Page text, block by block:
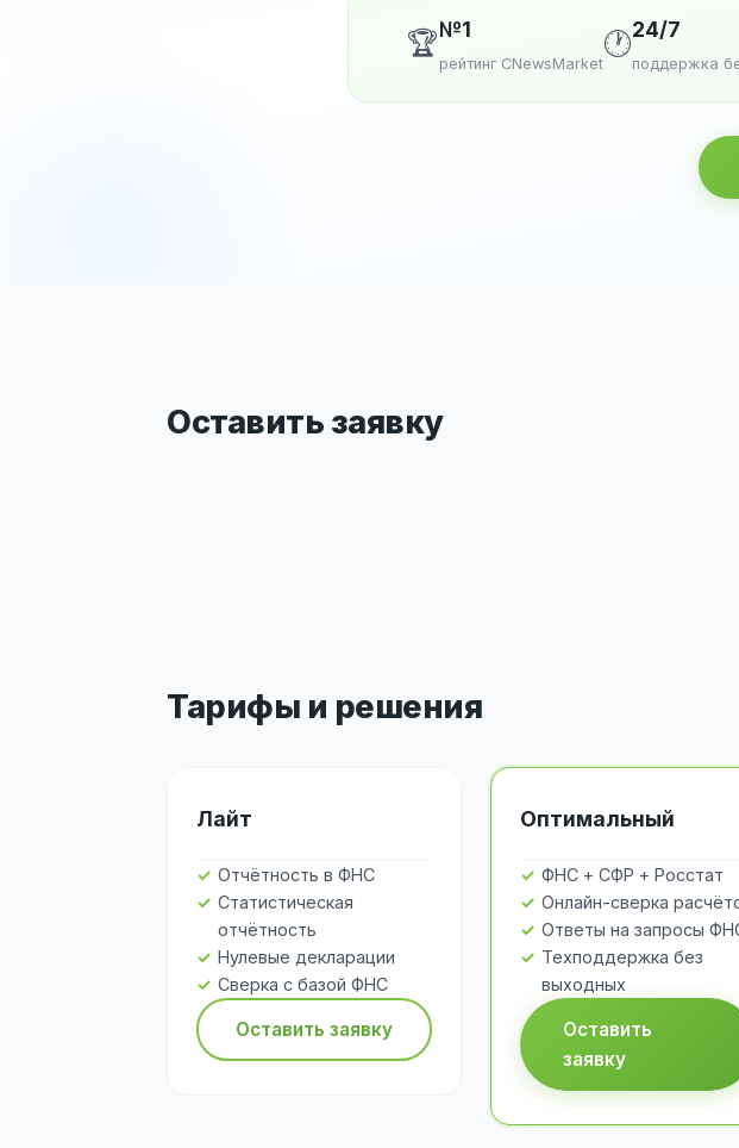
🏆№1
рейтинг CNewsMarket
🕐24/7
поддержка
Оставить заявку
Тарифы и решения
Лайт
Отчётность в ФНС
Статистическая
отчётность
Нулевые декларации
Сверка с базой ФНС
Оставить заявку
Оптимальный
ФНС + СФР + Росстат
Онлайн-сверка
Ответы на запросы
Техподдержка без
выходных
Оставить
заявку